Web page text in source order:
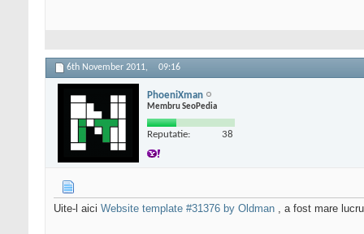
6th November 2011, 09:16
PhoeniXman
Membru SeoPedia
Reputatie: 38
Uite-l aici Website template #31376 by Oldman , a fost mare